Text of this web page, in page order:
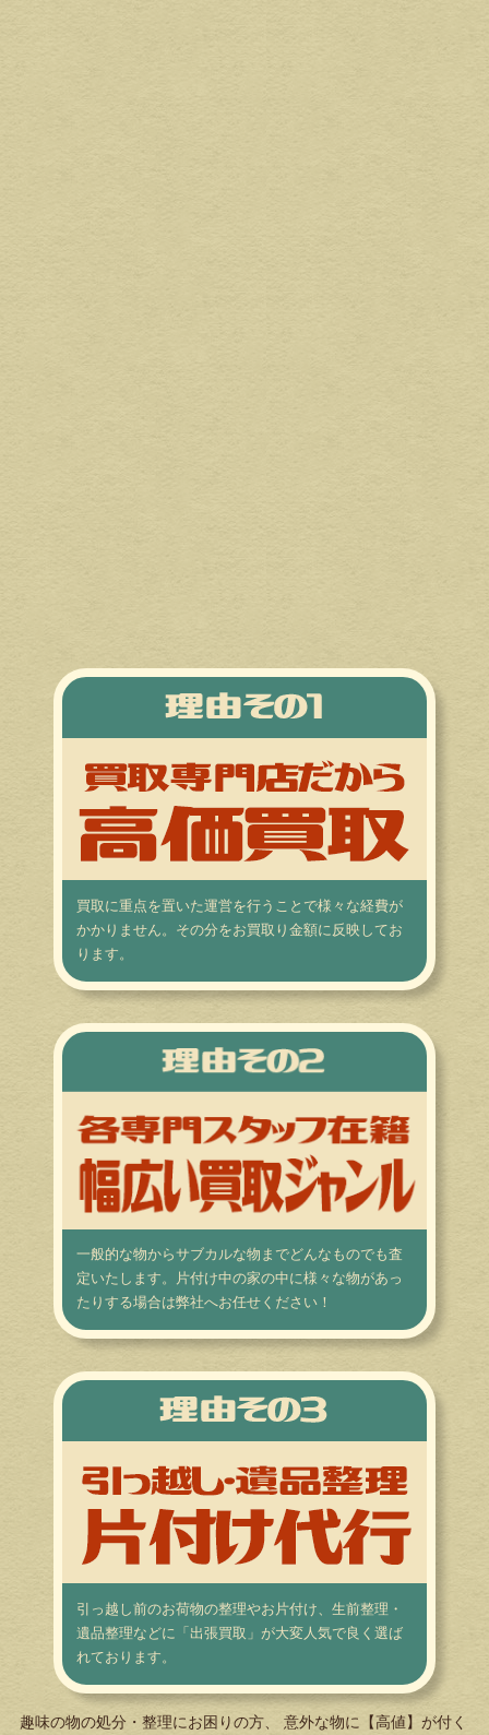
買取に重点を置いた運営を行うことで様々な経費が
かかりません。その分をお買取り金額に反映してお
ります。
一般的な物からサブカルな物までどんなものでも査
定いたします。片付け中の家の中に様々な物があっ
たりする場合は弊社へお任せください！
引っ越し前のお荷物の整理やお片付け、生前整理・
遺品整理などに「出張買取」が大変人気で良く選ば
れております。
趣味の物の処分・整理にお困りの方、 意外な物に【高値】が付く